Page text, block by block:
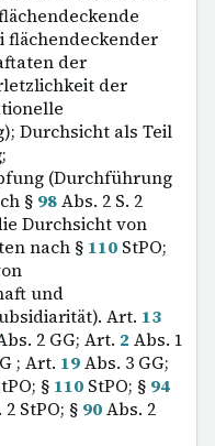
flächendeckender
der
der
Durchsicht als Teil
(Durchführung
§ 98Abs. 2 S. 2
Durchsicht von
nach § 110 StPO;
und
Art. 13
2 GG; Art. 2 Abs. 1
; Art. 19Abs. 3 GG;
§ 110 StPO; § 94
2 StPO; § 90Abs. 2